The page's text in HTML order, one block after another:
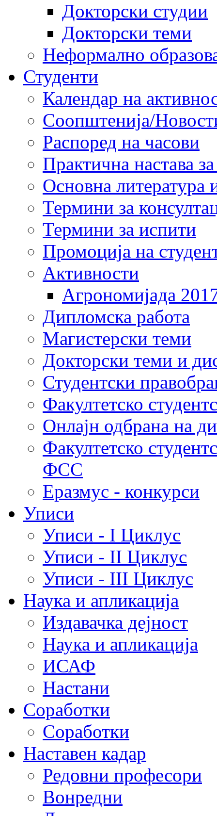
Докторски студии
Докторски теми
Неформално
Студенти
Календар на
Соопштенија/
Распоред на часови
Практична настава
Основна литература
Термини за
Термини за испити
Промоција на
Активности
Агрономијада
Дипломска работа
Магистерски теми
Докторски теми и
Студентски
Факултетско
Онлајн одбрана на
Факултетско
ФСС
Еразмус - конкурси
Уписи
Уписи - I Циклус
Уписи - II Циклус
Уписи - III Циклус
Наука и апликација
Издавачка дејност
Наука и апликација
ИСАФ
Настани
Соработки
Соработки
Наставен кадар
Редовни професори
Вонредни